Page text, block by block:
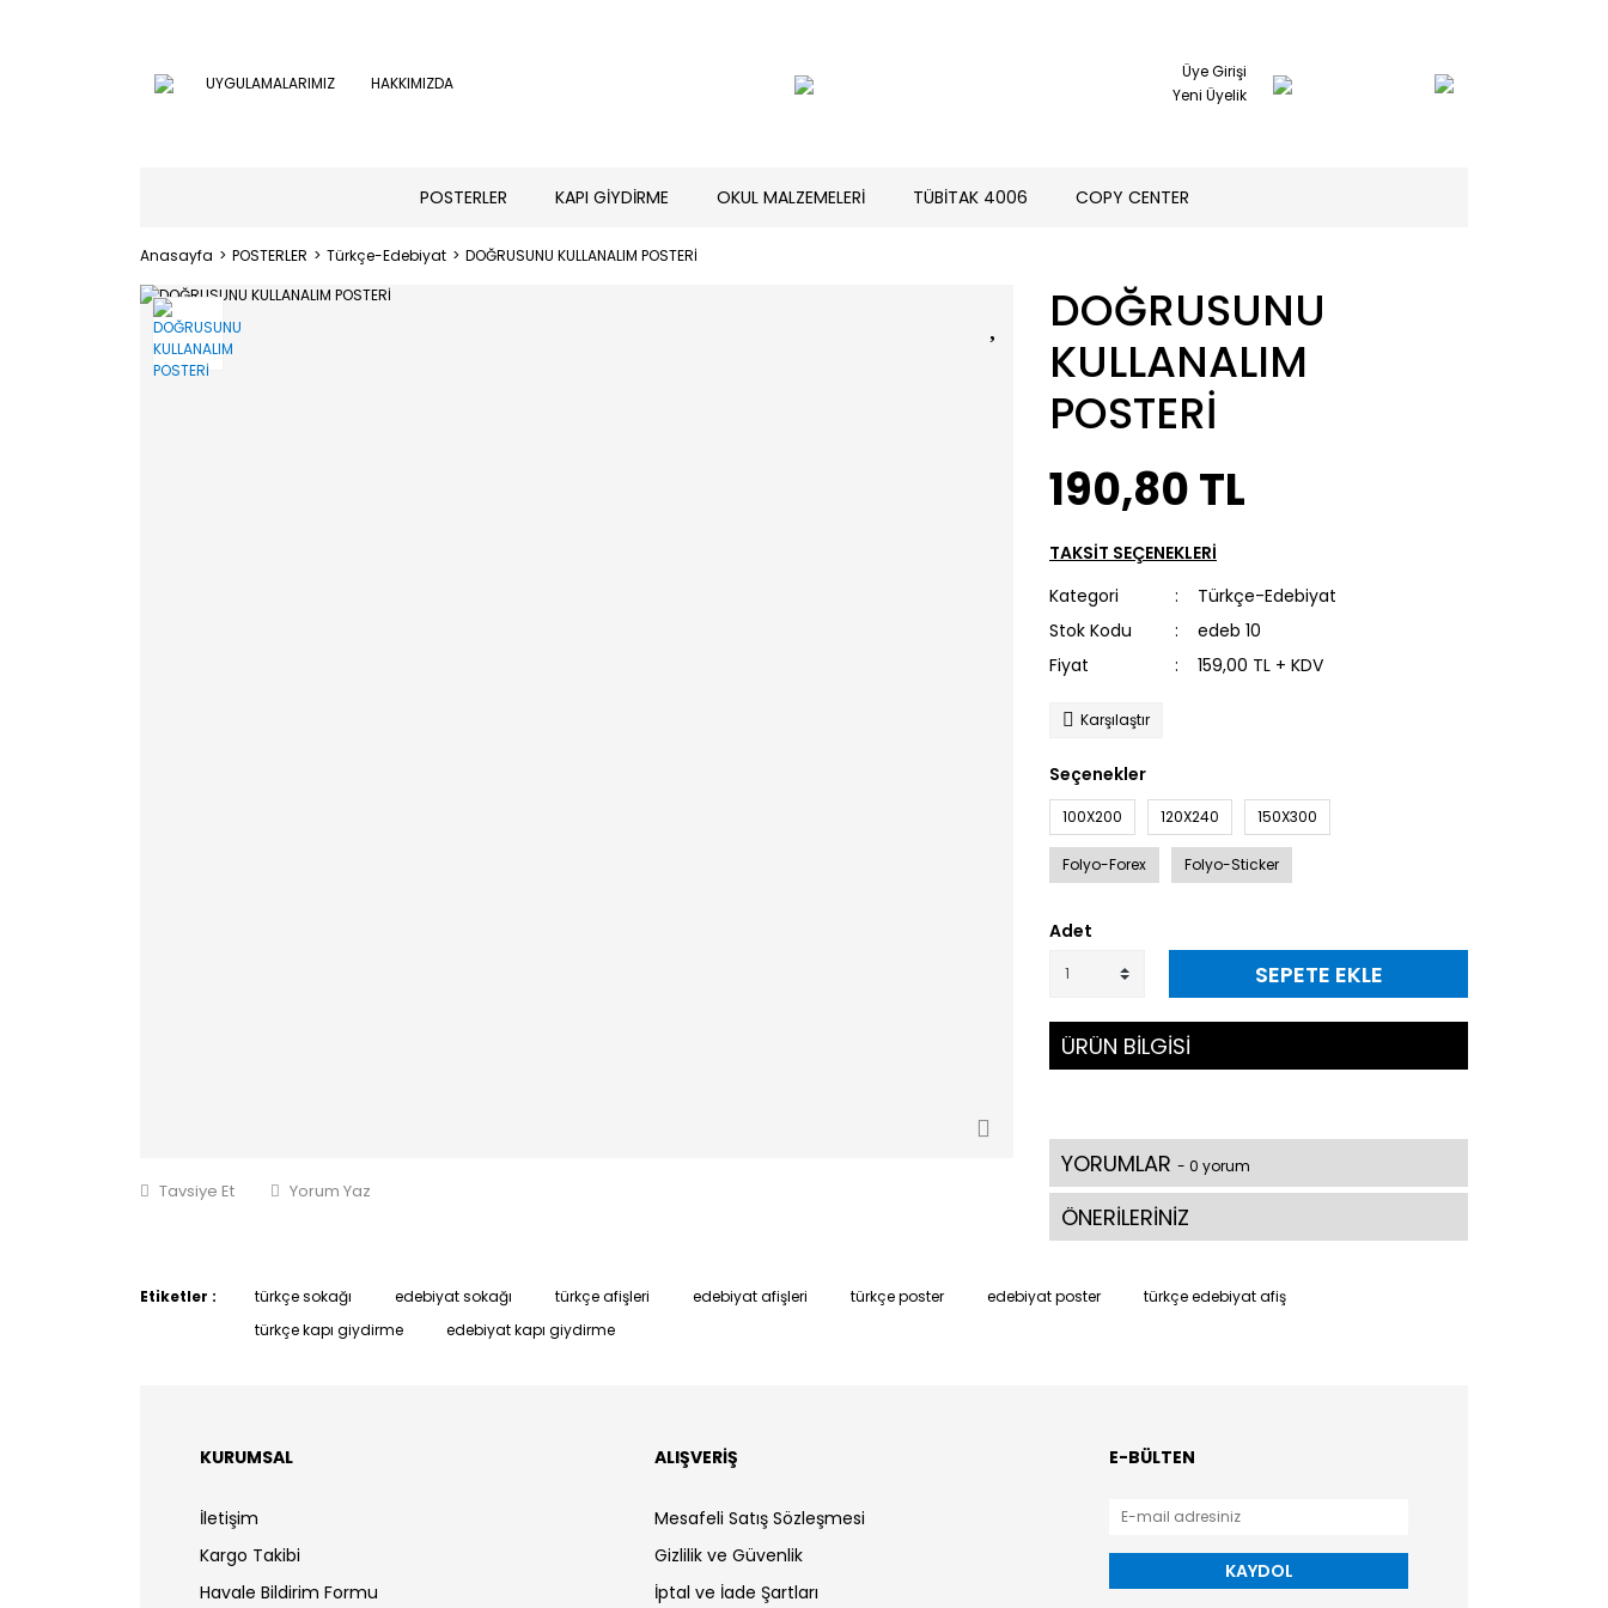
UYGULAMALARIMIZ HAKKIMIZDA
Üye Girişi
Yeni Üyelik
POSTERLER KAPI GİYDİRME OKUL MALZEMELERİ TÜBİTAK 4006 COPY CENTER
Anasayfa POSTERLER Türkçe-Edebiyat DOĞRUSUNU KULLANALIM POSTERİ
Tavsiye Et Yorum Yaz
DOĞRUSUNU
KULLANALIM
POSTERİ
190,80 TL
TAKSİT SEÇENEKLERİ
Kategori
Türkçe-Edebiyat
Stok Kodu
edeb 10
Fiyat
159,00 TL + KDV
Karşılaştır
Seçenekler
100X200 120X240 150X300
Folyo-Forex Folyo-Sticker
Adet
SEPETE EKLE
ÜRÜN BİLGİSİ
YORUMLAR - 0 yorum
ÖNERİLERİNİZ
Etiketler : türkçe sokağı edebiyat sokağı türkçe afişleri edebiyat afişleri türkçe poster edebiyat poster
türkçe edebiyat afiş
türkçe kapı giydirme
edebiyat kapı giydirme
KURUMSAL
İletişim
Kargo Takibi
Havale Bildirim Formu
ALIŞVERİŞ
Mesafeli Satış Sözleşmesi
Gizlilik ve Güvenlik
İptal ve İade Şartları
E-BÜLTEN
KAYDOL